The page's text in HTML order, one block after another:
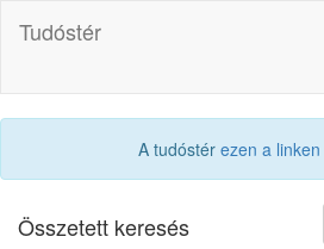
Tudóstér
A tudóstér ezen a linken
Összetett keresés